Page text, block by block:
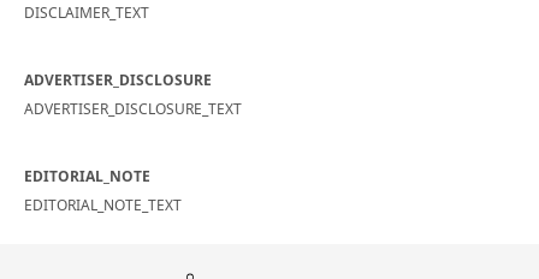
DISCLAIMER_TEXT
ADVERTISER_DISCLOSURE
ADVERTISER_DISCLOSURE_TEXT
EDITORIAL_NOTE
EDITORIAL_NOTE_TEXT